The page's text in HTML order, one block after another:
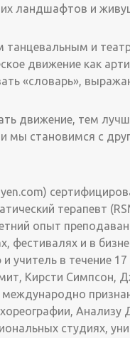
ландшафтов и
и
движение как
«словарь»,
движение, тем
мы становимся с
терапевт
опыт
фестивалях и в
учитель в течение
Кирсти Симпсон,
Анализу
студиях,